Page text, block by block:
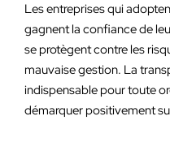
Les entreprises qui
gagnent la confiance de
se protègent contre les
mauvaise gestion. La
indispensable pour toute
démarquer positivement